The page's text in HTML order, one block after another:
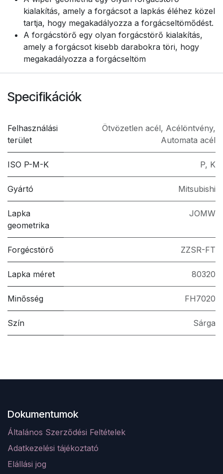
kialakítás, amely a forgácsot a lapkás éléhez közel
tartja, hogy megakadályozza a forgácseltömődést.
A forgácstörő egy olyan forgácstörő kialakítás,
amely a forgácsot kisebb darabokra töri, hogy
megakadályozza a forgácseltöm
Specifikációk
Felhasználási
terület
Ötvözetlen acél, Acélöntvény,
Automata acél
ISO P-M-K P, K
Gyártó Mitsubishi
Lapka
geometrika
JOMW
Forgécstörő ZZSR-FT
Lapka méret 80320
Minősség FH7020
Szín Sárga
Dokumentumok
Általános Szerződési Feltételek
Adatkezelési tájékoztató
Elállási jog